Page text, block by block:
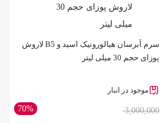
سرم‌ آبرسان هیالورونیک اسید و B5 لاروش
پوزای حجم 30 میلی لیتر
موجود در انبار
70% 3,000,000